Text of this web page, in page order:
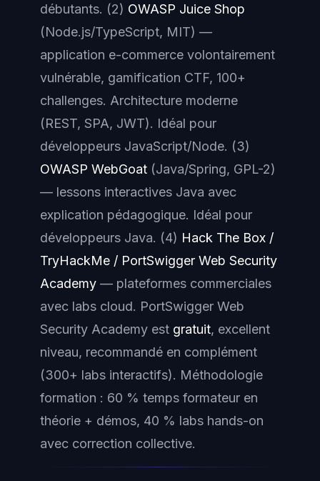
débutants. (2) OWASP Juice Shop
(Node.js/TypeScript, MIT) —
application e-commerce volontairement
vulnérable, gamification CTF, 100+
challenges. Architecture moderne
(REST, SPA, JWT). Idéal pour
développeurs JavaScript/Node. (3)
OWASP WebGoat (Java/Spring, GPL-2)
— lessons interactives Java avec
explication pédagogique. Idéal pour
développeurs Java. (4) Hack The Box /
TryHackMe / PortSwigger Web Security
Academy — plateformes commerciales
avec labs cloud. PortSwigger Web
Security Academy est gratuit, excellent
niveau, recommandé en complément
(300+ labs interactifs). Méthodologie
formation : 60 % temps formateur en
théorie + démos, 40 % labs hands-on
avec correction collective.